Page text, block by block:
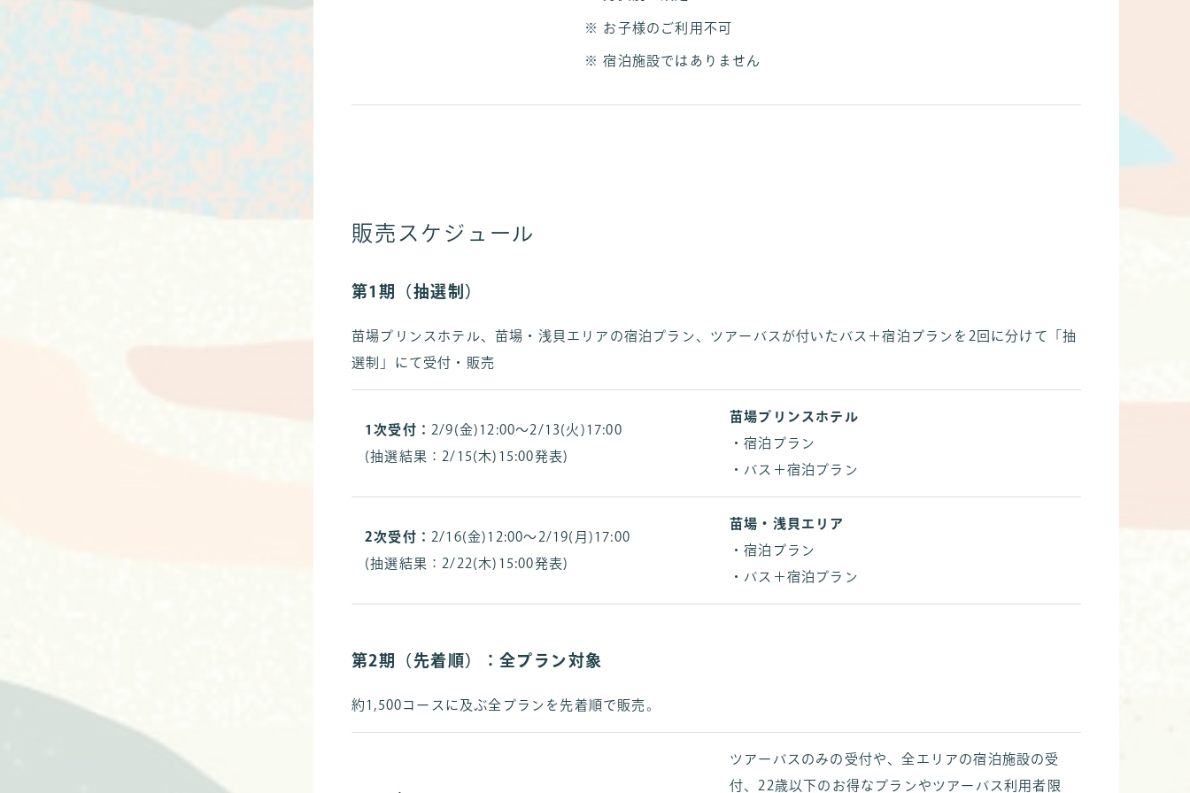
お子様のご利用不可
宿泊施設ではありません
販売スケジュール
第1期（抽選制）
苗場プリンスホテル、苗場・浅貝エリアの宿泊プラン、ツアーバスが付いたバス＋宿泊プランを2回に分けて「抽
選制」にて受付・販売
1次受付： 2/9(金)12:00～2/13(火)17:00
(抽選結果：2/15(木)15:00発表)
苗場プリンスホテル
・宿泊プラン
・バス＋宿泊プラン
2次受付： 2/16(金)12:00～2/19(月)17:00
(抽選結果：2/22(木)15:00発表)
苗場・浅貝エリア
・宿泊プラン
・バス＋宿泊プラン
第2期（先着順）：全プラン対象
約1,500コースに及ぶ全プランを先着順で販売。
ツアーバスのみの受付や、全エリアの宿泊施設の受
付、22歳以下のお得なプランやツアーバス利用者限